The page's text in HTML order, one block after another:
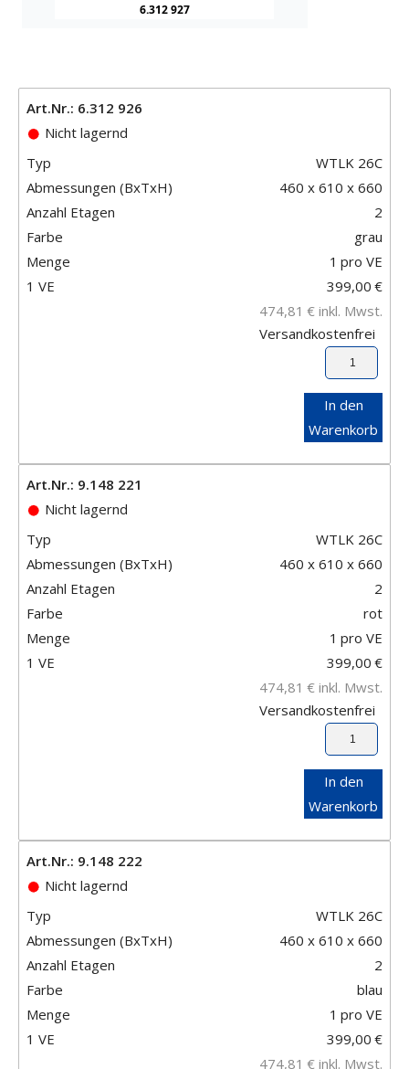
6.312 927
Art.Nr.: 6.312 926
Nicht lagernd
Typ
WTLK 26C
Abmessungen (BxTxH)
460 x 610 x 660
Anzahl Etagen
2
Farbe
grau
Menge
1 pro VE
1 VE
399,00 €
474,81 € inkl. Mwst.
Versandkostenfrei
In den
Warenkorb
Art.Nr.: 9.148 221
Nicht lagernd
Typ
WTLK 26C
Abmessungen (BxTxH)
460 x 610 x 660
Anzahl Etagen
2
Farbe
rot
Menge
1 pro VE
1 VE
399,00 €
474,81 € inkl. Mwst.
Versandkostenfrei
In den
Warenkorb
Art.Nr.: 9.148 222
Nicht lagernd
Typ
WTLK 26C
Abmessungen (BxTxH)
460 x 610 x 660
Anzahl Etagen
2
Farbe
blau
Menge
1 pro VE
1 VE
399,00 €
474,81 € inkl. Mwst.